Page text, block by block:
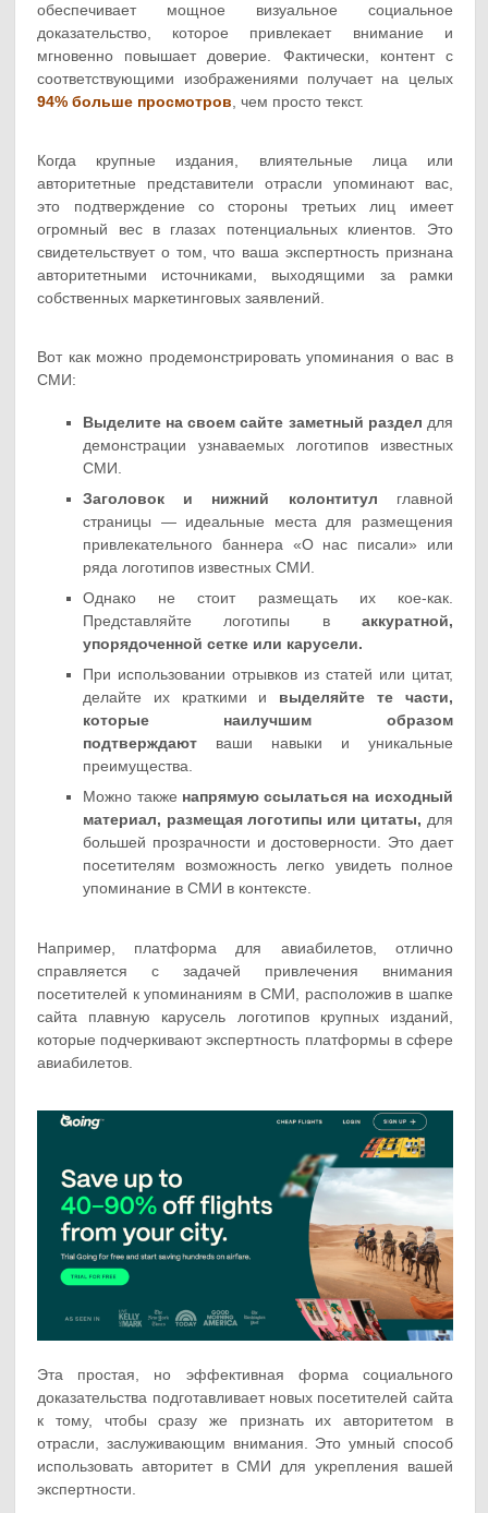
обеспечивает мощное визуальное социальное
доказательство, которое привлекает внимание и
мгновенно повышает доверие. Фактически, контент с
соответствующими изображениями получает на целых
94% больше просмотров, чем просто текст.
Когда крупные издания, влиятельные лица или
авторитетные представители отрасли упоминают вас,
это подтверждение со стороны третьих лиц имеет
огромный вес в глазах потенциальных клиентов. Это
свидетельствует о том, что ваша экспертность признана
авторитетными источниками, выходящими за рамки
собственных маркетинговых заявлений.
Вот как можно продемонстрировать упоминания о вас в
СМИ:
Выделите на своем сайте заметный раздел для
демонстрации узнаваемых логотипов известных
СМИ.
Заголовок и нижний колонтитул главной
страницы — идеальные места для размещения
привлекательного баннера «О нас писали» или
ряда логотипов известных СМИ.
Однако не стоит размещать их кое-как.
Представляйте логотипы в аккуратной,
упорядоченной сетке или карусели.
При использовании отрывков из статей или цитат,
делайте их краткими и выделяйте те части,
которые наилучшим образом
подтверждают ваши навыки и уникальные
преимущества.
Можно также напрямую ссылаться на исходный
материал, размещая логотипы или цитаты, для
большей прозрачности и достоверности. Это дает
посетителям возможность легко увидеть полное
упоминание в СМИ в контексте.
Например, платформа для авиабилетов, отлично
справляется с задачей привлечения внимания
посетителей к упоминаниям в СМИ, расположив в шапке
сайта плавную карусель логотипов крупных изданий,
которые подчеркивают экспертность платформы в сфере
авиабилетов.
Эта простая, но эффективная форма социального
доказательства подготавливает новых посетителей сайта
к тому, чтобы сразу же признать их авторитетом в
отрасли, заслуживающим внимания. Это умный способ
использовать авторитет в СМИ для укрепления вашей
экспертности.